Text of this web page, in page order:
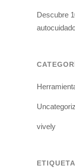
Descubre
vively